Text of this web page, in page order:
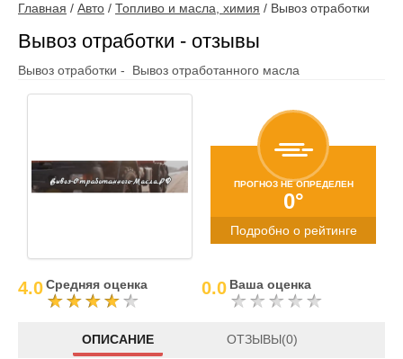
Главная / Авто / Топливо и масла, химия / Вывоз отработки
Вывоз отработки - отзывы
Вывоз отработки - Вывоз отработанного масла
ПРОГНОЗ НЕ ОПРЕДЕЛЕН
0°
Подробно о рейтинге
4.0Средняя оценка 0.0 Ваша оценка
ОПИСАНИЕ ОТЗЫВЫ(0)